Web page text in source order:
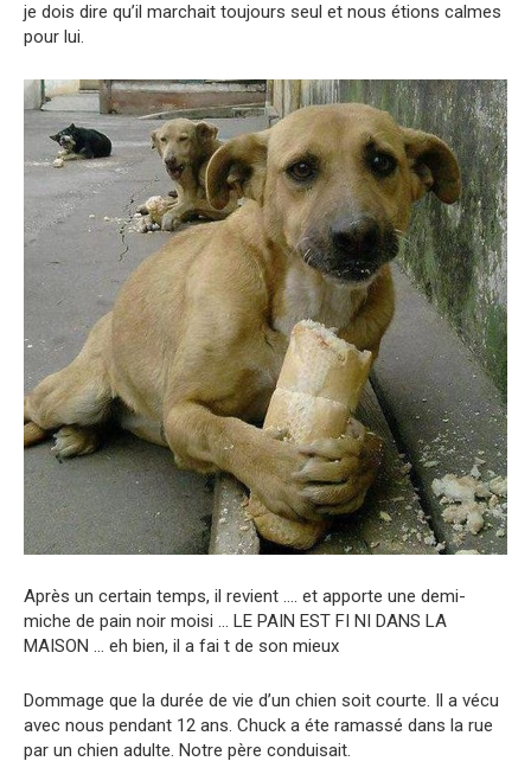
je dois dire qu’il marchait toujours seul et nous étions calmes
pour lui.
Après un certain temps, il revient …. et apporte une demi-
miche de pain noir moisi … LE PAIN EST FI NI DANS LA
MAISON … eh bien, il a fai t de son mieux
Dommage que la durée de vie d’un chien soit courte. Il a vécu
avec nous pendant 12 ans. Chuck a éte ramassé dans la rue
par un chien adulte. Notre père conduisait.